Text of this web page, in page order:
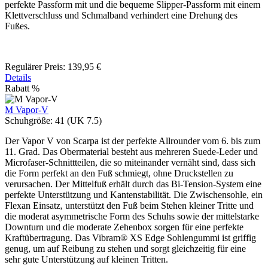
perfekte Passform mit und die bequeme Slipper-Passform mit einem
Klettverschluss und Schmalband verhindert eine Drehung des
Fußes.
Regulärer Preis: 139,95 €
Details
Rabatt %
M Vapor-V
Schuhgröße: 41 (UK 7.5)
Der Vapor V von Scarpa ist der perfekte Allrounder vom 6. bis zum
11. Grad. Das Obermaterial besteht aus mehreren Suede-Leder und
Microfaser-Schnittteilen, die so miteinander vernäht sind, dass sich
die Form perfekt an den Fuß schmiegt, ohne Druckstellen zu
verursachen. Der Mittelfuß erhält durch das Bi-Tension-System eine
perfekte Unterstützung und Kantenstabilität. Die Zwischensohle, ein
Flexan Einsatz, unterstützt den Fuß beim Stehen kleiner Tritte und
die moderat asymmetrische Form des Schuhs sowie der mittelstarke
Downturn und die moderate Zehenbox sorgen für eine perfekte
Kraftübertragung. Das Vibram® XS Edge Sohlengummi ist griffig
genug, um auf Reibung zu stehen und sorgt gleichzeitig für eine
sehr gute Unterstützung auf kleinen Tritten.